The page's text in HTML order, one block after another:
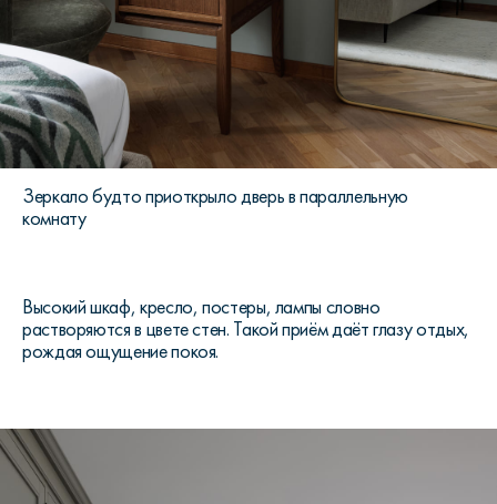
Зеркало будто приоткрыло дверь в параллельную
комнату
Высокий шкаф, кресло, постеры, лампы словно
растворяются в цвете стен. Такой приём даёт глазу отдых,
рождая ощущение покоя.